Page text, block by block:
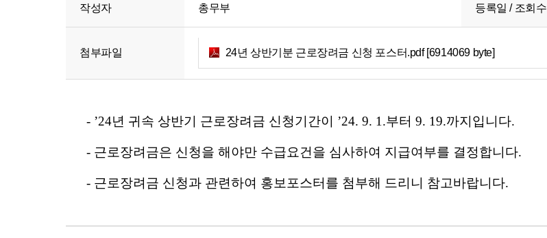
작성자 총무부 등록일 / 조회수
첨부파일 24년 상반기분 근로장려금 신청 포스터.pdf [6914069 byte]
- ’24년 귀속 상반기 근로장려금 신청기간이 ’24. 9. 1.부터 9. 19.까지입니다.
- 근로장려금은 신청을 해야만 수급요건을 심사하여 지급여부를 결정합니다.
- 근로장려금 신청과 관련하여 홍보포스터를 첨부해 드리니 참고바랍니다.